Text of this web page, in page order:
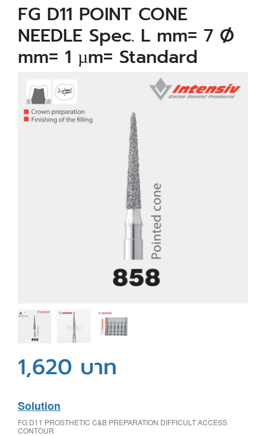
FG D11 POINT CONE
NEEDLE Spec. L mm= 7 Ø
mm= 1 µm= Standard
1,620 บาท
Solution
FG D11 PROSTHETIC C&B PREPARATION DIFFICULT ACCESS
CONTOUR